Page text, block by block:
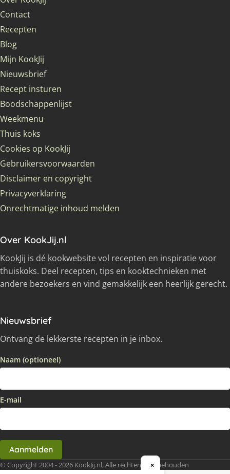
Contact
Recepten
Blog
Mijn KookJij
Nieuwsbrief
Recept insturen
Boodschappenlijst
Weekmenu
Thuis koks
Cookies op KookJij
Gebruikersvoorwaarden
Disclaimer en copyright
Privacyverklaring
Onrechtmatige inhoud melden
Over KookJij.nl
KookJij is dé kookwebsite vol recepten en inspiratie voor
thuiskoks. Deel recepten, tips en kooktechnieken met
andere bezoekers en vind gemakkelijk een heerlijk gerecht.
Nieuwsbrief
Ontvang de lekkerste recepten in je inbox.
Naam (optioneel)
E-mail
Aanmelden
© Copyright 2004 - 2026 KookJij.nl, Alle rechten voorbehouden
×